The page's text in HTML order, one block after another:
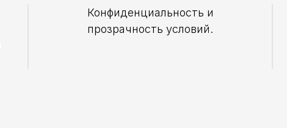
Конфиденциальность и
прозрачность условий.